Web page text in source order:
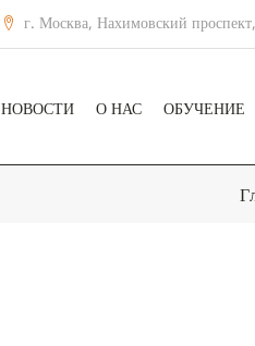
г. Москва, Нахимовский
НОВОСТИ О НАС ОБУЧЕНИЕ